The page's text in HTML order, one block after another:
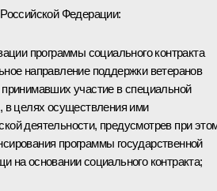
Федерации:
программы социального контракта
направление поддержки ветеранов
участие в специальной
в целях осуществления ими
деятельности, предусмотрев при
программы государственной
на основании социального контракта;